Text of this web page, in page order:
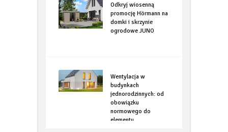
Odkryj wiosenną
promocję Hörmann na
domki i skrzynie
ogrodowe JUNO
Wentylacja w
budynkach
jednorodzinnych: od
obowiązku
normowego do
elementu